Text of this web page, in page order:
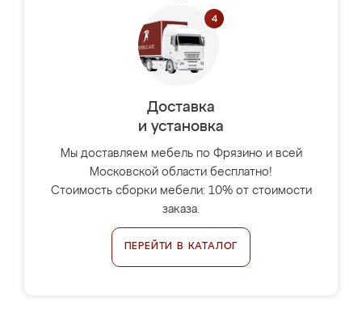
Доставка
и установка
Мы доставляем мебель по Фрязино и всей
Московской области бесплатно!
Стоимость сборки мебели: 10% от стоимости
заказа.
ПЕРЕЙТИ В КАТАЛОГ